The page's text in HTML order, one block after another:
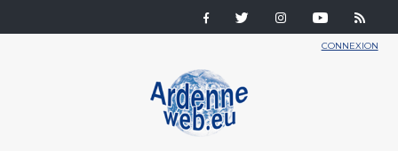
CONNEXION